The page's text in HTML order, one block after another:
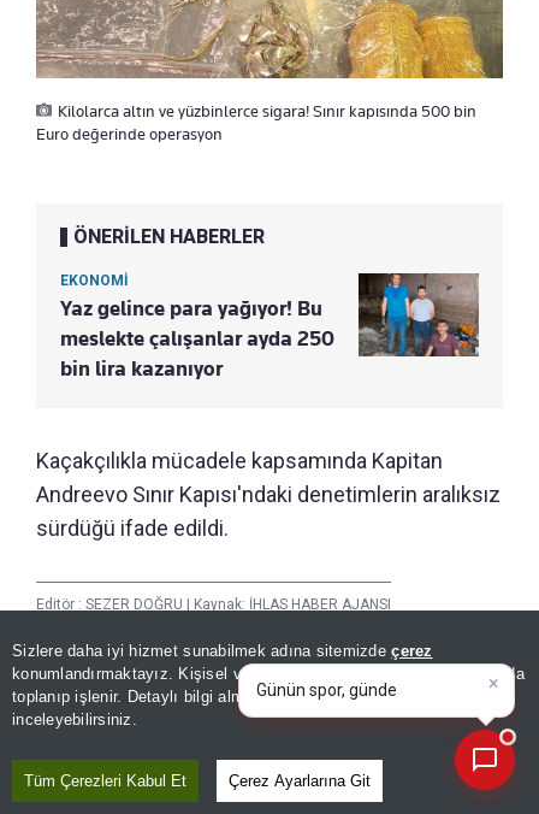
Sizlere daha iyi hizmet sunabilmek adına sitemizdeçerez
konumlandırmaktayız. Kişisel verileriniz, KVKK ve GDPR kapsamında
toplanıp işlenir. Detaylı bilgi almak içinAydınlatma Metnimizi
inceleyebilirsiniz.
Tüm Çerezleri Kabul Et Çerez Ayarlarına Git
Kilolarca altın ve yüzbinlerce sigara! Sınır kapısında 500 bin
Euro değerinde operasyon
ÖNERİLEN HABERLER
EKONOMİ
Yaz gelince para yağıyor! Bu
meslekte çalışanlar ayda 250
bin lira kazanıyor
Kaçakçılıkla mücadele kapsamında Kapitan
Andreevo Sınır Kapısı'ndaki denetimlerin aralıksız
sürdüğü ifade edildi.
Editör : SEZER DOĞRU Kaynak: İHLAS HABER AJANSI
Paylaş
Yayın Tarihi 07 Ağustos, 2026 - 19:19
Haberle İlgili Daha Fazlası
Günün spor, gündem ve
ekonomi gelişmelerini analiz
edin!